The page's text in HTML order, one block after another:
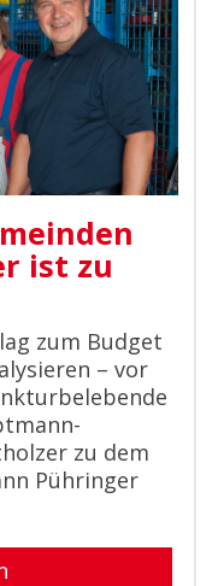
ist zu
zum Budget
– vor
zu dem
Pühringer